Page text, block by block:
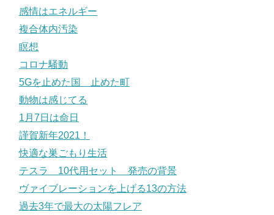
感情はエネルギー
複合体内汚染
瞑想
コロナ騒動
5Gを止めた国 止めた町
動物は感じてる
1月7日は命日
謹賀新年2021！
快適な巣ごもり生活
テスラ 10代用セット 発売の背景
ヴァイブレーションを上げる13の方法
過去3年で最大の太陽フレア